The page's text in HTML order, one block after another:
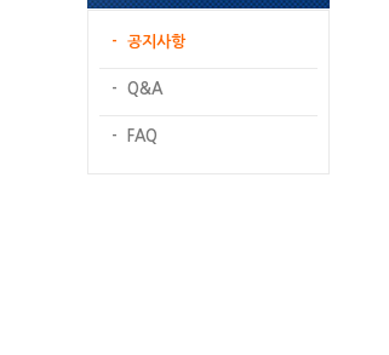
- 공지사항
- Q&A
- FAQ